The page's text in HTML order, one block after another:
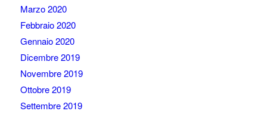
Marzo 2020
Febbraio 2020
Gennaio 2020
Dicembre 2019
Novembre 2019
Ottobre 2019
Settembre 2019